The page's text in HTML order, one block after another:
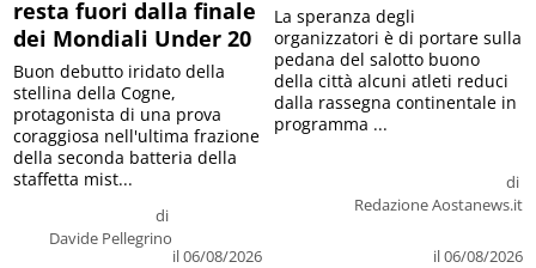
resta fuori dalla finale
dei Mondiali Under 20
di
Davide Pellegrino
il 06/08/2026
Buon debutto iridato della
stellina della Cogne,
protagonista di una prova
coraggiosa nell'ultima frazione
della seconda batteria della
staffetta mist...
di
Redazione Aostanews.it
il 06/08/2026
La speranza degli
organizzatori è di portare sulla
pedana del salotto buono
della città alcuni atleti reduci
dalla rassegna continentale in
programma ...